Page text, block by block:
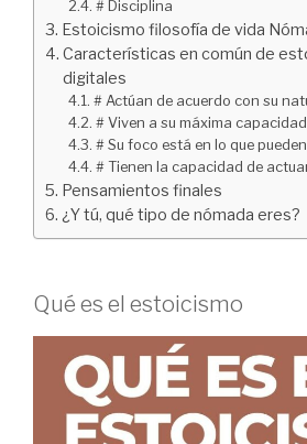
# Disciplina
Estoicismo filosofía de vida
Características en común de
digitales
# Actúan de acuerdo con su
# Viven a su máxima capacidad
# Su foco está en lo que
# Tienen la capacidad de
Pensamientos finales
¿Y tú, qué tipo de nómada eres?
Qué es el estoicismo